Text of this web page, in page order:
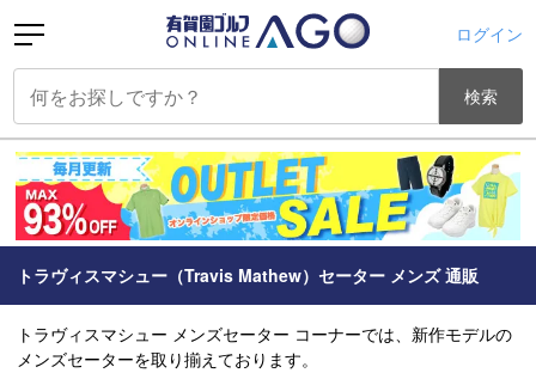
ログイン
検索
トラヴィスマシュー（Travis Mathew）セーター メンズ 通販
トラヴィスマシュー メンズセーター コーナーでは、新作モデルの
メンズセーターを取り揃えております。